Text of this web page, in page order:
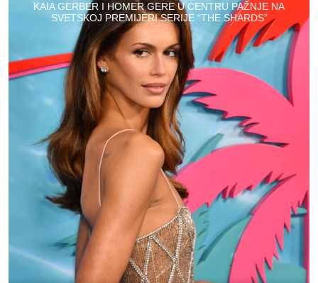
KAIA GERBER I HOMER GERE U CENTRU PAŽNJE NA
SVETSKOJ PREMIJERI SERIJE “THE SHARDS”